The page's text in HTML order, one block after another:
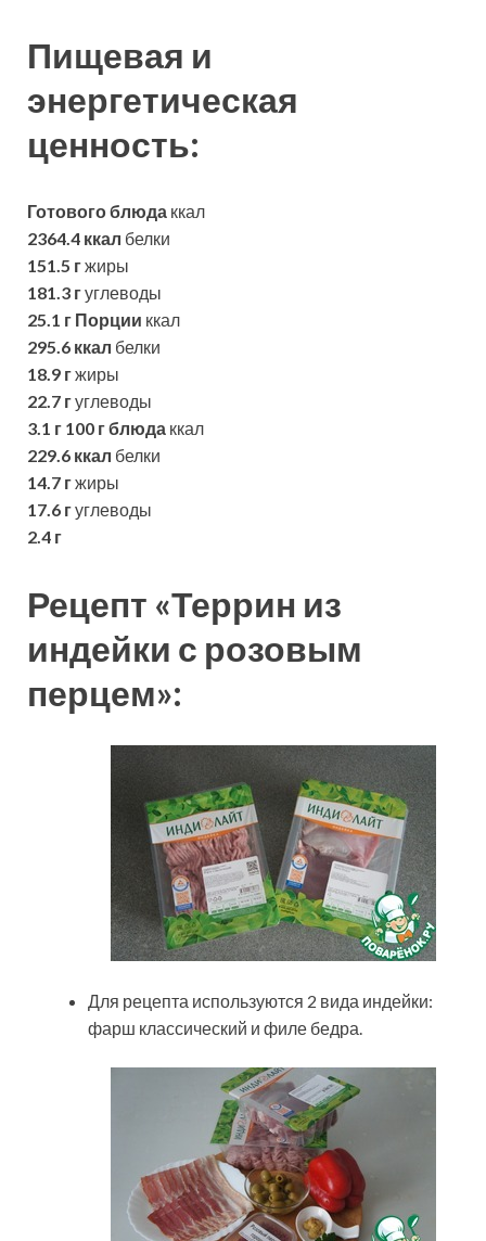
Пищевая и
энергетическая
ценность:
Готового блюда ккал
2364.4 ккал белки
151.5 гжиры
181.3 гуглеводы
25.1 г Порции ккал
295.6 ккал белки
18.9 гжиры
22.7 гуглеводы
3.1 г 100 г блюда ккал
229.6 ккал белки
14.7 гжиры
17.6 гуглеводы
2.4 г
Рецепт «Террин из
индейки с розовым
перцем»:
Для рецепта используются 2 вида индейки:
фарш классический и филе бедра.